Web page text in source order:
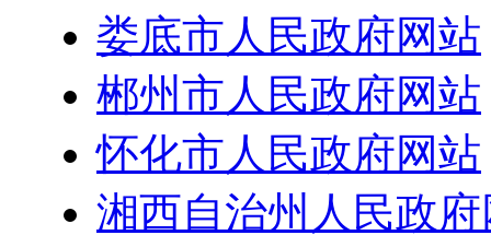
娄底市人民政府网站
郴州市人民政府网站
怀化市人民政府网站
湘西自治州人民政